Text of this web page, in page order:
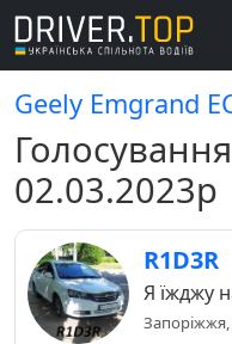
Geely Emgrand
02.03.2023р
R1D3R
Я їжджу
Запоріжжя,